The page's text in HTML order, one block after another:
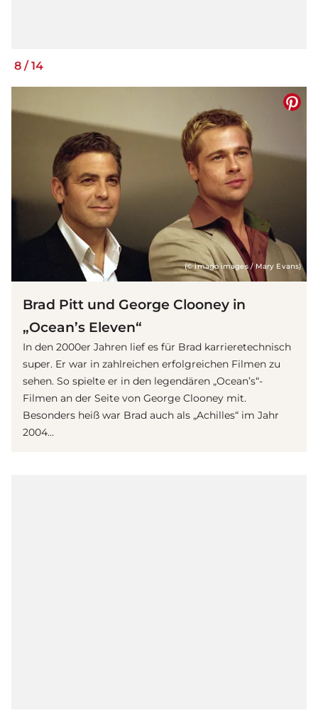
8 /14
(© imago images / Mary Evans)
Brad Pitt und George Clooney in
„Ocean’s Eleven“
In den 2000er Jahren lief es für Brad karrieretechnisch
super. Er war in zahlreichen erfolgreichen Filmen zu
sehen. So spielte er in den legendären „Ocean’s“-
Filmen an der Seite von George Clooney mit.
Besonders heiß war Brad auch als „Achilles“ im Jahr
2004…